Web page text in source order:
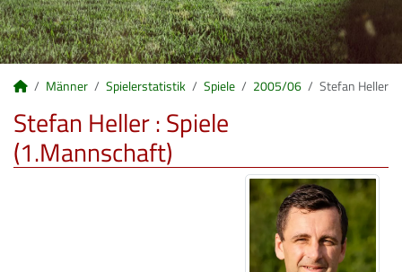
Männer Spielerstatistik Spiele 2005/06 Stefan Heller
Stefan Heller : Spiele
(1.Mannschaft)